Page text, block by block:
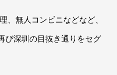
無人コンビニなどなど、
び深圳の目抜き通りをセグ